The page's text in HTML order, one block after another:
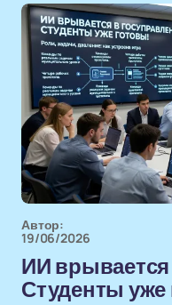
Автор:
19/06/2026
ИИ врывается
Студенты уже